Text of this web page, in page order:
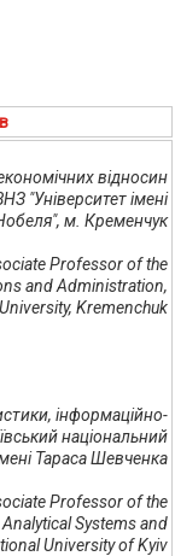
відносин
"Університет імені
м. Кременчук
Professor of the
and Administration,
Kremenchuk
інформаційно-
національний
Тараса Шевченка
Professor of the
Systems аnd
University of Kyiv